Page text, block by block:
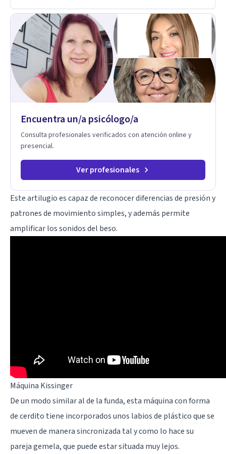
Encuentra un/a psicólogo/a
Consulta profesionales verificados con atención online y
presencial.
Ver profesionales
Este artilugio es capaz de reconocer diferencias de presión y
patrones de movimiento simples, y además permite
amplificar los sonidos del beso.
Máquina Kissinger
De un modo similar al de la funda, esta máquina con forma
de cerdito tiene incorporados unos labios de plástico que se
mueven de manera sincronizada tal y como lo hace su
pareja gemela, que puede estar situada muy lejos.